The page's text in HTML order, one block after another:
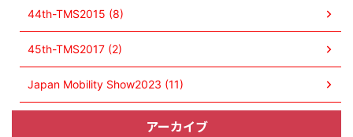
44th-TMS2015 (8)
45th-TMS2017 (2)
Japan Mobility Show2023 (11)
アーカイブ